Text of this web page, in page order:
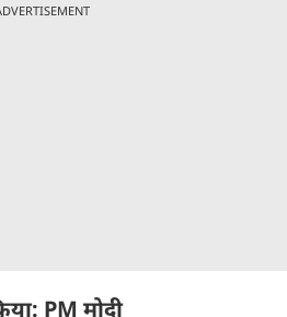
PM मोदी